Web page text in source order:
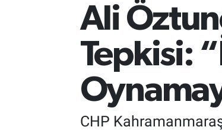
Ali
Tepkisi:
CHP